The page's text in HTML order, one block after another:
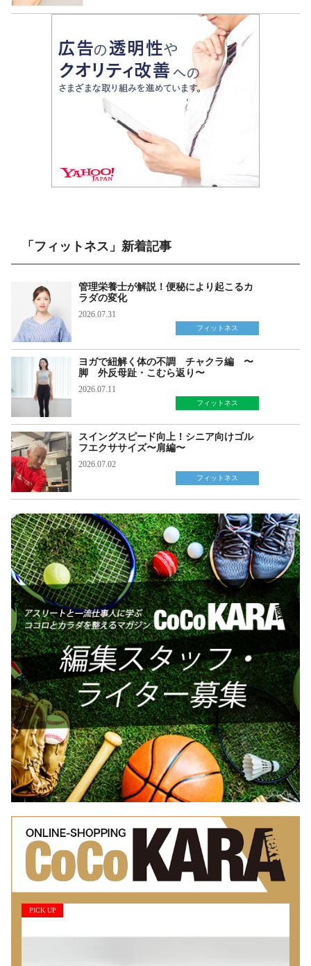
「フィットネス」新着記事
管理栄養士が解説！便秘により起こるカ
ラダの変化
2026.07.31
フィットネス
ヨガで紐解く体の不調 チャクラ編 〜
脚 外反母趾・こむら返り〜
2026.07.11
フィットネス
スイングスピード向上！シニア向けゴル
フエクササイズ〜肩編〜
2026.07.02
フィットネス
PICK UP